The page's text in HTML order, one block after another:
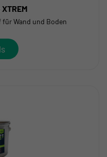
Wand und Boden